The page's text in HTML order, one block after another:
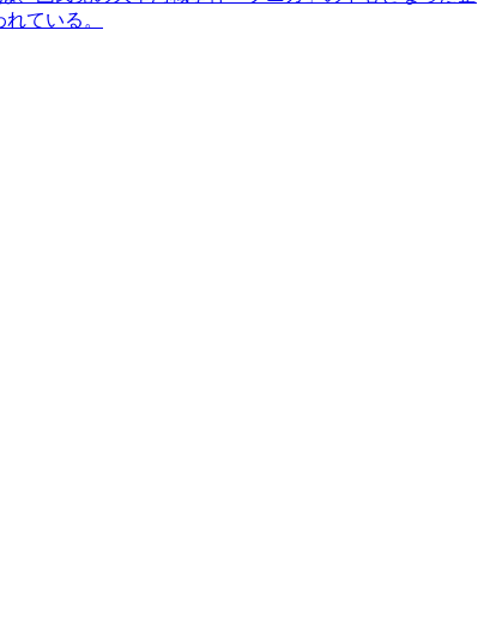
ている。